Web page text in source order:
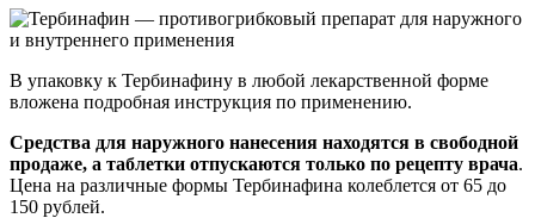
В упаковку к Тербинафину в любой лекарственной форме
вложена подробная инструкция по применению.
Средства для наружного нанесения находятся в свободной
продаже, а таблетки отпускаются только по рецепту врача.
Цена на различные формы Тербинафина колеблется от 65 до
150 рублей.